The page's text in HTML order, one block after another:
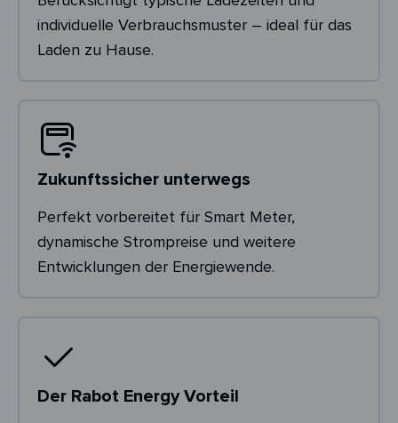
individuelle Verbrauchsmuster – ideal für das
Laden zu Hause.
Zukunftssicher unterwegs
Perfekt vorbereitet für Smart Meter,
dynamische Strompreise und weitere
Entwicklungen der Energiewende.
Der Rabot Energy Vorteil